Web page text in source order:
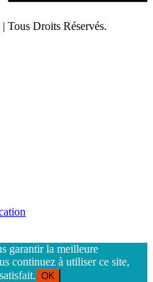
Tous Droits Réservés.
garantir la meilleure
continuez à utiliser ce site,
OK